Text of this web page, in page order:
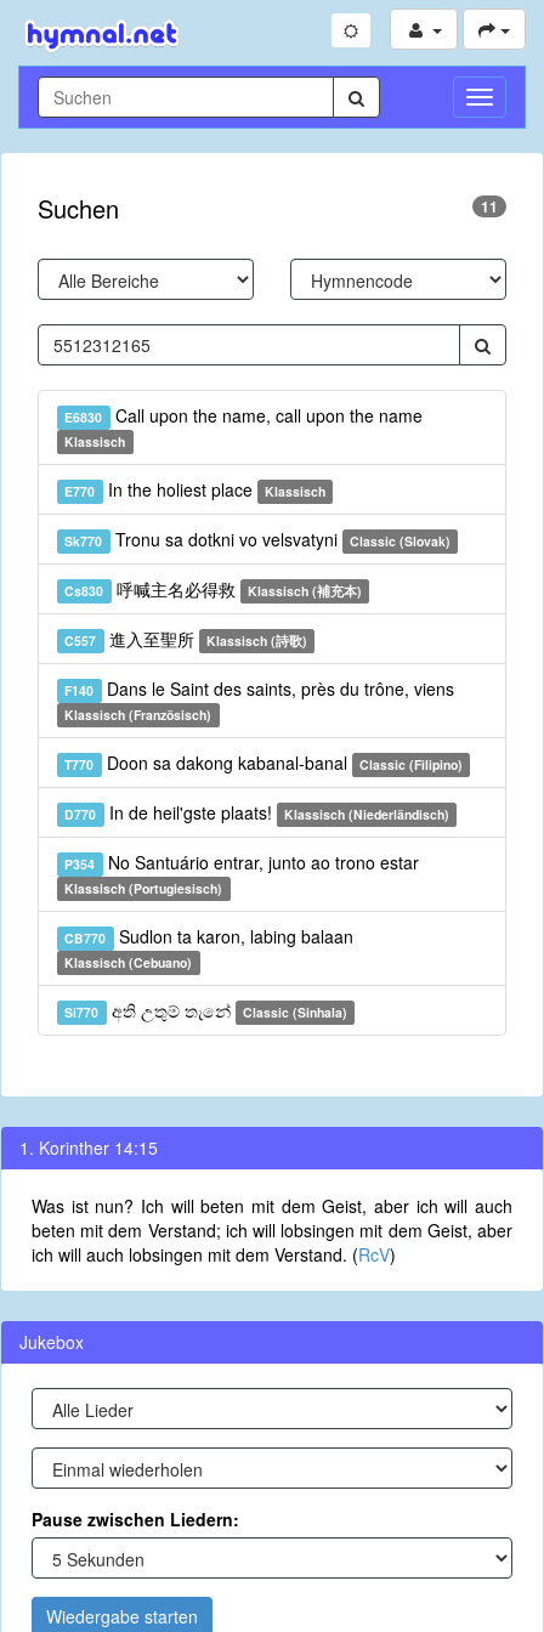
Suchen 11
E6830 Call upon the name, call upon the name
Klassisch
E770 In the holiest place Klassisch
Sk770 Tronu sa dotkni vo velsvatyni Classic (Slovak)
Cs830 呼喊主名必得救 Klassisch (補充本)
C557 進入至聖所 Klassisch (詩歌)
F140 Dans le Saint des saints, près du trône, viens
Klassisch (Französisch)
T770 Doon sa dakong kabanal-banal Classic (Filipino)
D770 In de heil'gste plaats! Klassisch (Niederländisch)
P354 No Santuário entrar, junto ao trono estar
Klassisch (Portugiesisch)
CB770 Sudlon ta karon, labing balaan
Klassisch (Cebuano)
Si770 අති උතුම් තැනේ Classic (Sinhala)
1. Korinther 14:15
Was ist nun? Ich will beten mit dem Geist, aber ich will auch
beten mit dem Verstand; ich will lobsingen mit dem Geist, aber
ich will auch lobsingen mit dem Verstand. (RcV)
Jukebox
Pause zwischen Liedern:
Wiedergabe starten